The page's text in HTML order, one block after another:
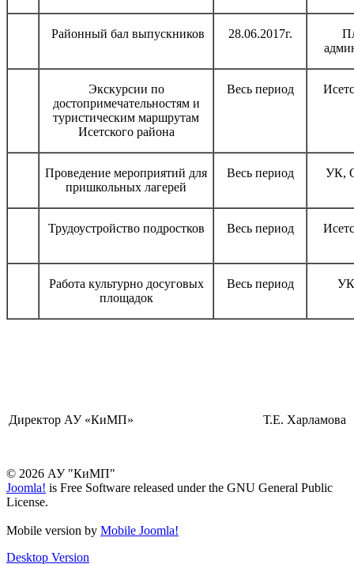
Районный бал выпускников 28.06.2017г.
Экскурсии по
достопримечательностям и
туристическим маршрутам
Исетского района
Весь период
Проведение мероприятий для
пришкольных лагерей
Весь период УК,
Трудоустройство подростков Весь период
Работа культурно досуговых
площадок
Весь период УК
Директор АУ «КиМП» Т.Е. Харламова
© 2026 АУ "КиМП"
Joomla! is Free Software released under the GNU General Public
License.
Mobile version by Mobile Joomla!
Desktop Version